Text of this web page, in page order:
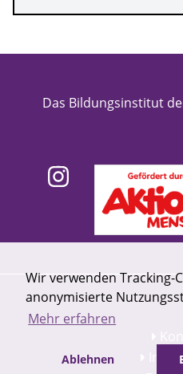
Wir verwenden Tracking-
anonymisierte
Mehr erfahren
Ablehnen
Das Bildungsinstitut